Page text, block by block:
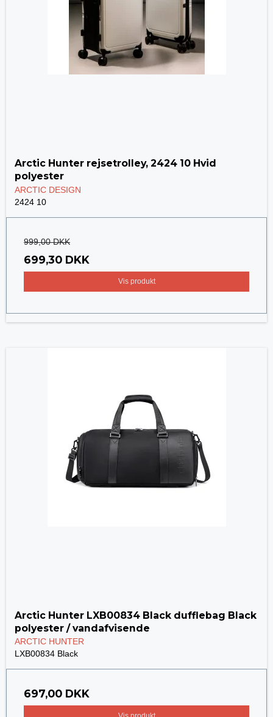
Arctic Hunter rejsetrolley, 2424 10 Hvid
polyester
ARCTIC DESIGN
2424 10
999,00 DKK
699,30 DKK
Vis produkt
Arctic Hunter LXB00834 Black dufflebag Black
polyester / vandafvisende
ARCTIC HUNTER
LXB00834 Black
697,00 DKK